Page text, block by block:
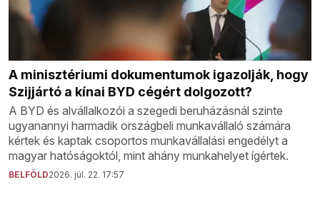
A minisztériumi dokumentumok igazolják, hogy
Szijjártó a kínai BYD cégért dolgozott?
A BYD és alvállalkozói a szegedi beruházásnál szinte
ugyanannyi harmadik országbeli munkavállaló számára
kértek és kaptak csoportos munkavállalási engedélyt a
magyar hatóságoktól, mint ahány munkahelyet ígértek.
BELFÖLD2026. júl. 22. 17:57